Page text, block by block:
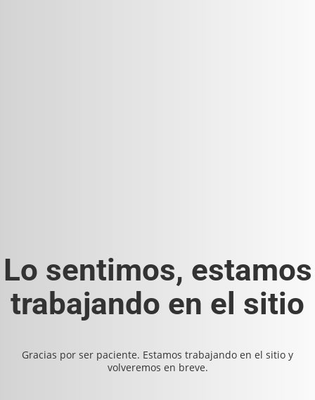
Lo sentimos, estamos
trabajando en el sitio
Gracias por ser paciente. Estamos trabajando en el sitio y
volveremos en breve.